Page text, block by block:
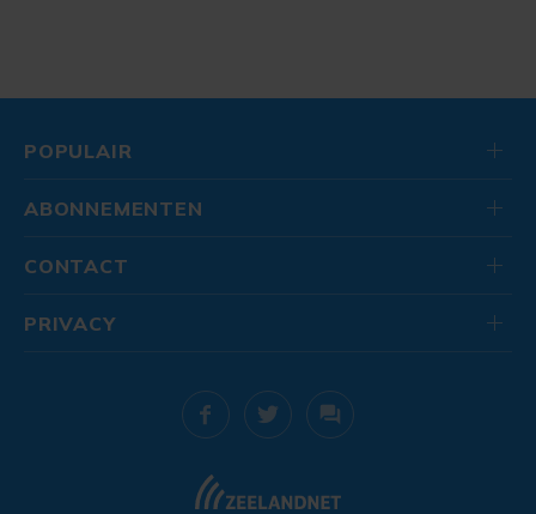
POPULAIR
ABONNEMENTEN
CONTACT
PRIVACY